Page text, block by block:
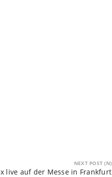
NEXT POST (N)
live auf der Messe in Frankfurt